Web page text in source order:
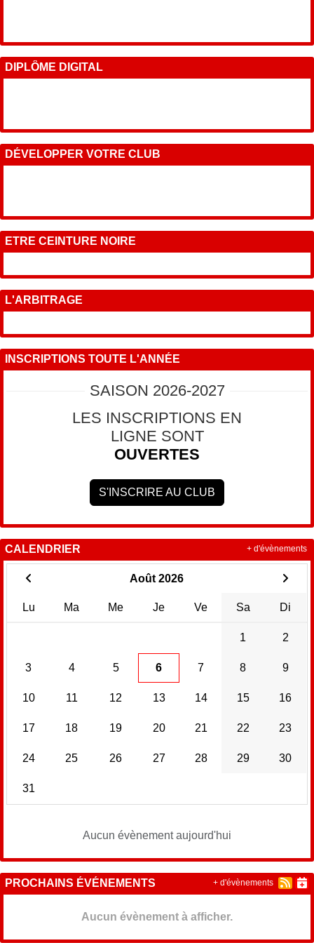
DIPLÔME DIGITAL
DÉVELOPPER VOTRE CLUB
ETRE CEINTURE NOIRE
L'ARBITRAGE
INSCRIPTIONS TOUTE L'ANNÉE
SAISON 2026-2027
LES INSCRIPTIONS EN
LIGNE SONT
OUVERTES
S'INSCRIRE AU CLUB
CALENDRIER
Août 2026
Lu Ma Me Je Ve Sa Di
1 2
3 4 5 6 7 8 9
10 11 12 13 14 15 16
17 18 19 20 21 22 23
24 25 26 27 28 29 30
31
Aucun évènement aujourd'hui
+ d'évènements
PROCHAINS ÉVÉNEMENTS
Aucun évènement à afficher.
+ d'évènements